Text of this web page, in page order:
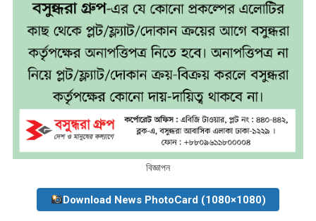
বিজ্ঞাপন
Download News PhotoCard (1080×1080)